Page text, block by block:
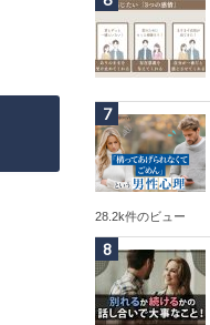
28.2k件のビュー